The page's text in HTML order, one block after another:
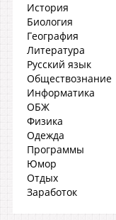
История
Биология
География
Литература
Русский язык
Обществознание
Информатика
ОБЖ
Физика
Одежда
Программы
Юмор
Отдых
Заработок